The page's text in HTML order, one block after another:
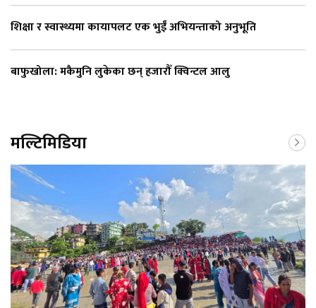
शिक्षा र स्वास्थ्यमा कायापलट एक भुईँ अभियन्ताको अनुभूति
बाफुखोला: मकैमुनि लुकेका छन् हजारौँ क्विन्टल आलु
मल्टिमिडिया